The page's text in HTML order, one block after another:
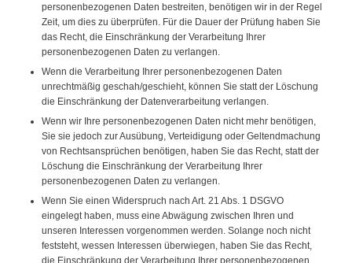
personenbezogenen Daten bestreiten, benötigen wir in der Regel
Zeit, um dies zu überprüfen. Für die Dauer der Prüfung haben Sie
das Recht, die Einschränkung der Verarbeitung Ihrer
personenbezogenen Daten zu verlangen.
Wenn die Verarbeitung Ihrer personenbezogenen Daten
unrechtmäßig geschah/geschieht, können Sie statt der Löschung
die Einschränkung der Datenverarbeitung verlangen.
Wenn wir Ihre personenbezogenen Daten nicht mehr benötigen,
Sie sie jedoch zur Ausübung, Verteidigung oder Geltendmachung
von Rechtsansprüchen benötigen, haben Sie das Recht, statt der
Löschung die Einschränkung der Verarbeitung Ihrer
personenbezogenen Daten zu verlangen.
Wenn Sie einen Widerspruch nach Art. 21 Abs. 1 DSGVO
eingelegt haben, muss eine Abwägung zwischen Ihren und
unseren Interessen vorgenommen werden. Solange noch nicht
feststeht, wessen Interessen überwiegen, haben Sie das Recht,
die Einschränkung der Verarbeitung Ihrer personenbezogenen